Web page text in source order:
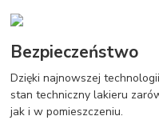
Bezpieczeństwo
Dzięki najnowszej
stan techniczny lakieru
jak i w pomieszczeniu.